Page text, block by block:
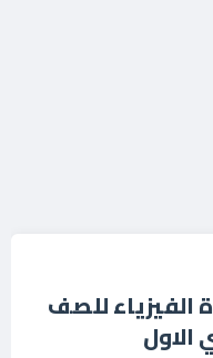
للصف
الاول